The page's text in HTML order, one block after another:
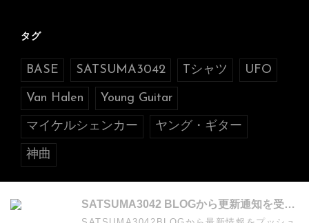
タグ
BASE SATSUMA3042 Tシャツ UFO
Van Halen Young Guitar
マイケルシェンカー ヤング・ギター
神曲
SATSUMA3042 BLOGから更新通知を受け取る